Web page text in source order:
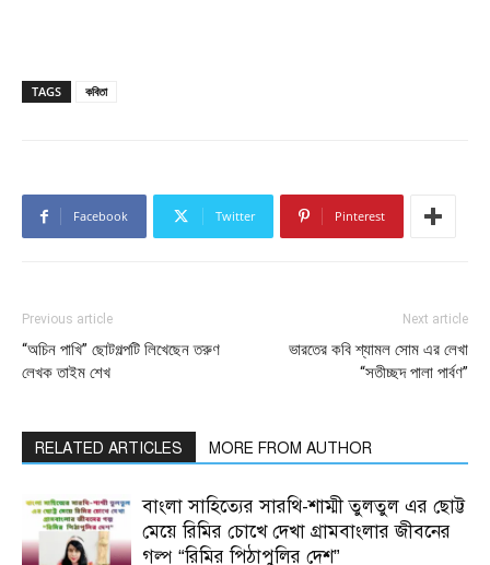
TAGS কবিতা
Facebook Twitter Pinterest
Previous article
“অচিন পাখি” ছোটগল্পটি লিখেছেন তরুণ
লেখক তাইম শেখ
Next article
ভারতের কবি শ্যামল সোম এর লেখা
“সতীচ্ছদ পালা পার্বণ”
RELATED ARTICLES MORE FROM AUTHOR
বাংলা সাহিত্যের সারথি-শাম্মী তুলতুল এর ছোট্ট
মেয়ে রিমির চোখে দেখা গ্রামবাংলার জীবনের
গল্প “রিমির পিঠাপুলির দেশ”